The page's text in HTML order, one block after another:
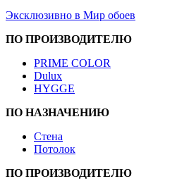
Эксклюзивно в Мир обоев
ПО ПРОИЗВОДИТЕЛЮ
PRIME COLOR
Dulux
HYGGE
ПО НАЗНАЧЕНИЮ
Стена
Потолок
ПО ПРОИЗВОДИТЕЛЮ